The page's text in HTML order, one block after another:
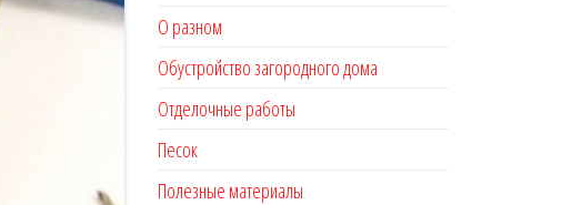
О разном
Обустройство загородного дома
Отделочные работы
Песок
Полезные материалы